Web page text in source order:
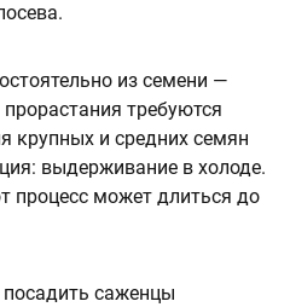
из семени —
требуются
крупных и средних семян
выдерживание в холоде.
процесс может длиться до
саженцы